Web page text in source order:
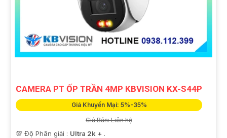
CAMERA PT ỐP TRẦN 4MP KBVISION KX-S44P
Giá Khuyến Mại: 5%-35%
Giá Bán: Liên hệ
💯 Độ Phân giải : Ultra 2k + .